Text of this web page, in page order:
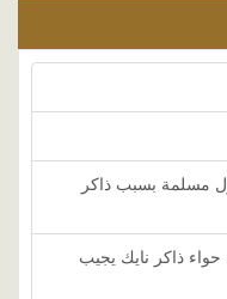
مسلمة بسبب ذاكر
حواء ذاكر نايك يجيب